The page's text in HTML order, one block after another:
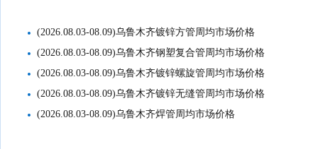
(2026.08.03-08.09)乌鲁木齐镀锌方管周均市场价格
(2026.08.03-08.09)乌鲁木齐钢塑复合管周均市场价格
(2026.08.03-08.09)乌鲁木齐镀锌螺旋管周均市场价格
(2026.08.03-08.09)乌鲁木齐镀锌无缝管周均市场价格
(2026.08.03-08.09)乌鲁木齐焊管周均市场价格